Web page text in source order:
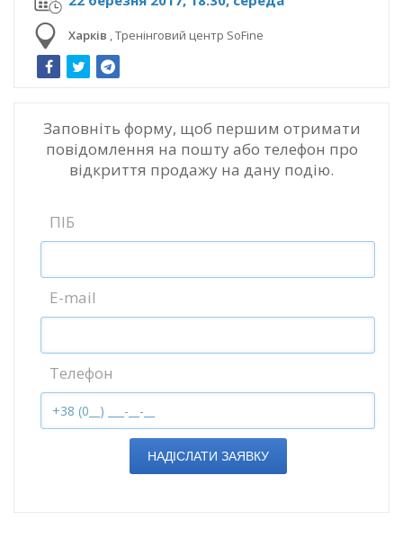
Харків ,Тренінговий центр SoFine
Заповніть форму, щоб першим отримати
повідомлення на пошту або телефон про
відкриття продажу на дану подію.
ПІБ
E-mail
Телефон
НАДІСЛАТИ ЗАЯВКУ